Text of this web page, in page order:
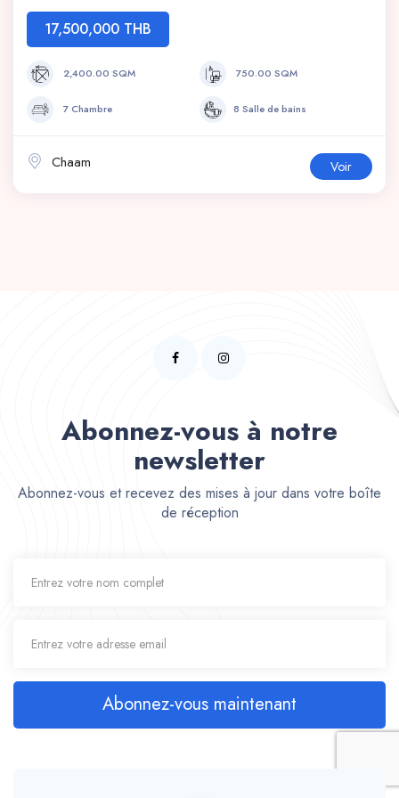
17,500,000 THB
2,400.00 SQM 750.00 SQM
7 Chambre 8 Salle de bains
Chaam Voir
Abonnez-vous à notre
newsletter
Abonnez-vous et recevez des mises à jour dans votre boîte
de réception
Abonnez-vous maintenant